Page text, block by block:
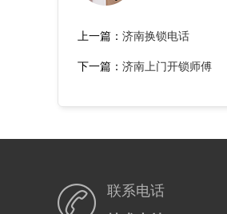
上一篇： 济南换锁电话
下一篇： 济南上门开锁师傅
联系电话